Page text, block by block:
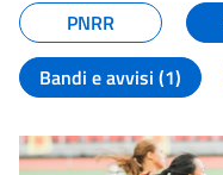
PNRR
Bandi e avvisi (1)